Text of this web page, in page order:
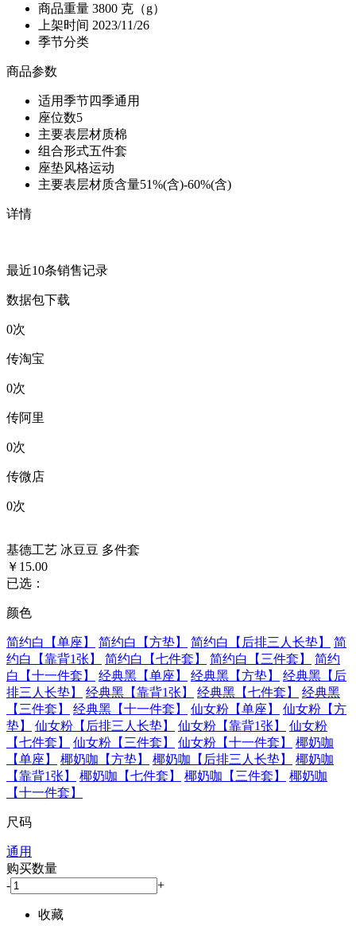
商品重量 3800 克（g）
上架时间 2023/11/26
季节分类
商品参数
适用季节四季通用
座位数5
主要表层材质棉
组合形式五件套
座垫风格运动
主要表层材质含量51%(含)-60%(含)
详情
最近10条销售记录
数据包下载
0次
传淘宝
0次
传阿里
0次
传微店
0次
基德工艺 冰豆豆 多件套
￥15.00
已选：
颜色
简约白【单座】 简约白【方垫】 简约白【后排三人长垫】
简
约白【靠背1张】
简约白【七件套】 简约白【三件套】
简约
白【十一件套】
经典黑【单座】 经典黑【方垫】
经典黑【后
排三人长垫】
经典黑【靠背1张】 经典黑【七件套】
经典黑
【三件套】
经典黑【十一件套】 仙女粉【单座】
仙女粉【方
垫】
仙女粉【后排三人长垫】 仙女粉【靠背1张】
仙女粉
【七件套】
仙女粉【三件套】 仙女粉【十一件套】
椰奶咖
【单座】
椰奶咖【方垫】 椰奶咖【后排三人长垫】
椰奶咖
【靠背1张】
椰奶咖【七件套】 椰奶咖【三件套】
椰奶咖
【十一件套】
尺码
通用
购买数量
-
+
收藏